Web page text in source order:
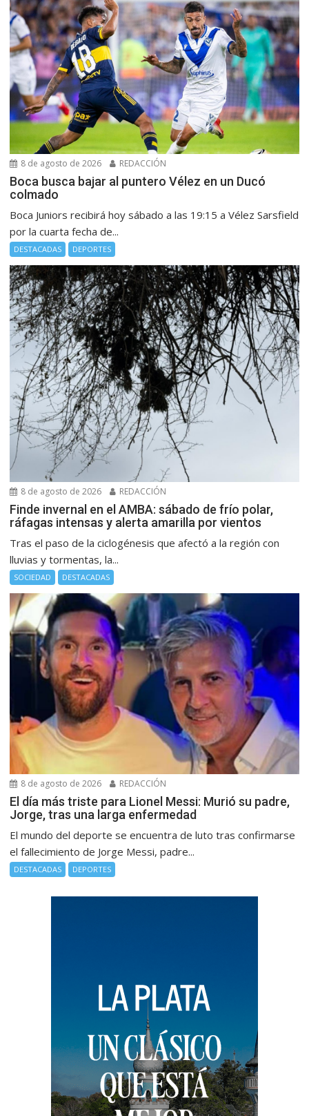
8 de agosto de 2026 REDACCIÓN
Boca busca bajar al puntero Vélez en un Ducó
colmado
Boca Juniors recibirá hoy sábado a las 19:15 a Vélez Sarsfield
por la cuarta fecha de...
DESTACADAS DEPORTES
8 de agosto de 2026 REDACCIÓN
Finde invernal en el AMBA: sábado de frío polar,
ráfagas intensas y alerta amarilla por vientos
Tras el paso de la ciclogénesis que afectó a la región con
lluvias y tormentas, la...
SOCIEDAD DESTACADAS
8 de agosto de 2026 REDACCIÓN
El día más triste para Lionel Messi: Murió su padre,
Jorge, tras una larga enfermedad
El mundo del deporte se encuentra de luto tras confirmarse
el fallecimiento de Jorge Messi, padre...
DESTACADAS DEPORTES